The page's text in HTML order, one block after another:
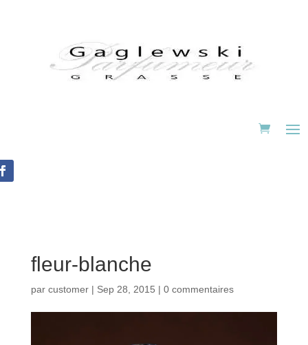
fleur-blanche
par customer| Sep 28, 2015 | 0 commentaires